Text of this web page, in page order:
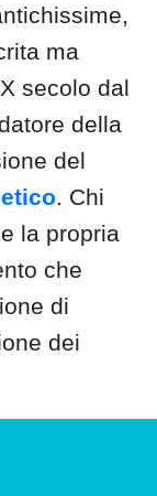
ma
secolo dal
della
del
. Chi
la propria
che
di
dei